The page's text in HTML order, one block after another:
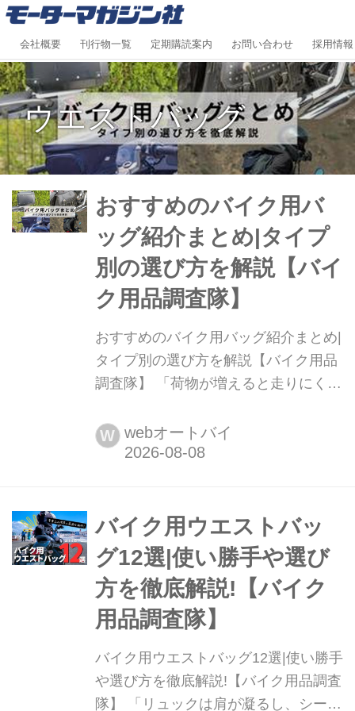
会社概要 刊行物一覧 定期購読案内 お問い合わせ 採用情報
ウエストバッグ
おすすめのバイク用バ
ッグ紹介まとめ|タイプ
別の選び方を解説【バイ
ク用品調査隊】
おすすめのバイク用バッグ紹介まとめ|
タイプ別の選び方を解説【バイク用品
調査隊】 「荷物が増えると走りにく
倒......」そんな積載の悩み、バッグ選
び一つで解消できます!本記事では、リ
容量の目安、シーン別の最強の組み合
わせを徹底比較します。
W webオートバイ
バイク用ウエストバッ
グ12選|使い勝手や選び
方を徹底解説!【バイク
用品調査隊】
バイク用ウエストバッグ12選|使い勝手
や選び方を徹底解説!【バイク用品調査
隊】 「リュックは肩が凝るし、シート